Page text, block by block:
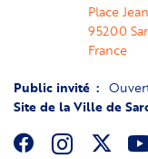
Place
95200
France
Public invité
Site de la Ville de